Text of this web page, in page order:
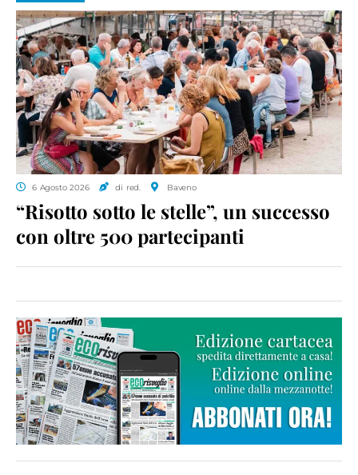
6 Agosto 2026 di red. Baveno
“Risotto sotto le stelle”, un successo
con oltre 500 partecipanti